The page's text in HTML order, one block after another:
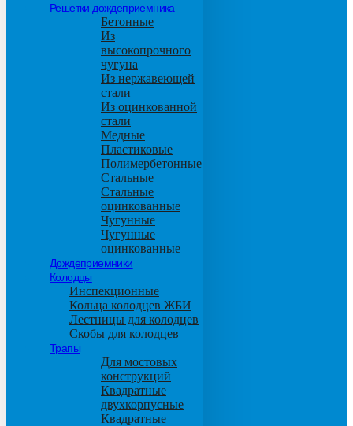
Решетки дождеприемника
Бетонные
Из
высокопрочного
чугуна
Из нержавеющей
стали
Из оцинкованной
стали
Медные
Пластиковые
Полимербетонные
Стальные
Стальные
оцинкованные
Чугунные
Чугунные
оцинкованные
Дождеприемники
Колодцы
Инспекционные
Кольца колодцев ЖБИ
Лестницы для колодцев
Скобы для колодцев
Трапы
Для мостовых
конструкций
Квадратные
двухкорпусные
Квадратные